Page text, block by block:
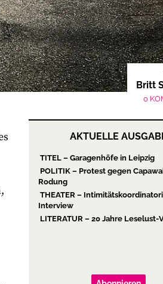
Britt
0
AKTUELLE
TITEL – Garagenhöfe in Leipzig
POLITIK – Protest gegen
Rodung
THEATER –
Interview
LITERATUR – 20 Jahre Leselust-